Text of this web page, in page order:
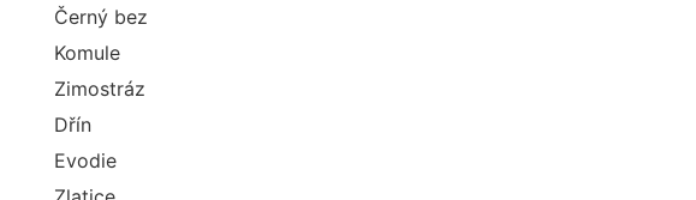
Černý bez
Komule
Zimostráz
Dřín
Evodie